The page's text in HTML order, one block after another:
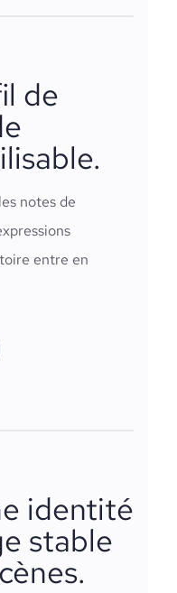
de
notes de
entre en
identité
stable